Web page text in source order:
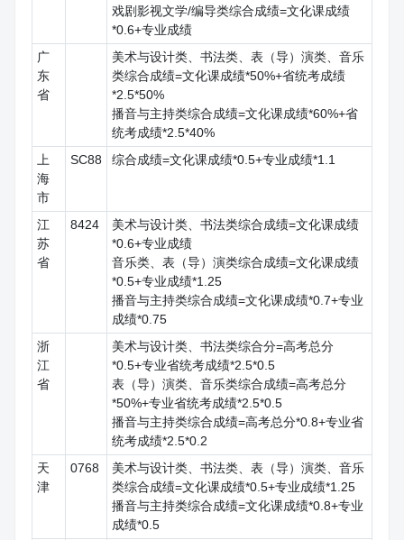
戏剧影视文学/编导类综合成绩=文化课成绩
*0.6+专业成绩
广
东
省
美术与设计类、书法类、表（导）演类、音乐
类综合成绩=文化课成绩*50%+省统考成绩
*2.5*50%
播音与主持类综合成绩=文化课成绩*60%+省
统考成绩*2.5*40%
上
海
市
SC88 综合成绩=文化课成绩*0.5+专业成绩*1.1
江
苏
省
8424
美术与设计类、书法类综合成绩=文化课成绩
*0.6+专业成绩
音乐类、表（导）演类综合成绩=文化课成绩
*0.5+专业成绩*1.25
播音与主持类综合成绩=文化课成绩*0.7+专业
成绩*0.75
浙
江
省
美术与设计类、书法类综合分=高考总分
*0.5+专业省统考成绩*2.5*0.5
表（导）演类、音乐类综合成绩=高考总分
*50%+专业省统考成绩*2.5*0.5
播音与主持类综合成绩=高考总分*0.8+专业省
统考成绩*2.5*0.2
天
津
0768
美术与设计类、书法类、表（导）演类、音乐
类综合成绩=文化课成绩*0.5+专业成绩*1.25
播音与主持类综合成绩=文化课成绩*0.8+专业
成绩*0.5